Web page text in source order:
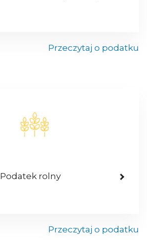
Przeczytaj o podatku
Podatek rolny
Przeczytaj o podatku